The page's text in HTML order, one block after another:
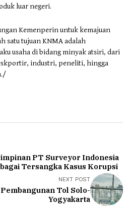
luar negeri.
Kemenperin untuk kemajuan
satu tujuan KNMA adalah
usaha di bidang minyak atsiri, dari
industri, peneliti, hingga
PT Surveyor Indonesia
Tersangka Kasus Korupsi
NEXT POST
Tol Solo-
Yogyakarta